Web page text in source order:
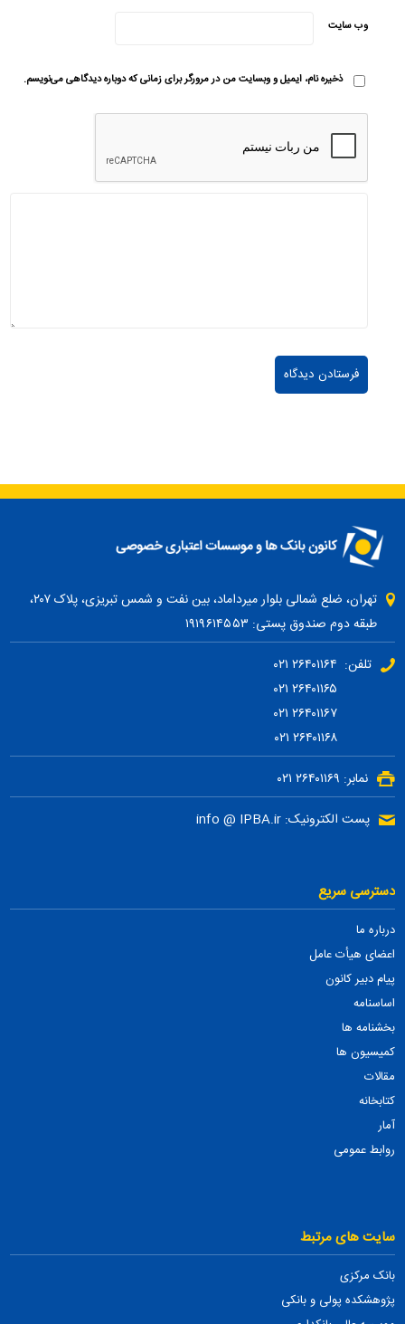
وب‌ سایت
ذخیره نام، ایمیل و وبسایت من در مرورگر برای زمانی که دوباره دیدگاهی می‌نویسم.
تهران، ضلع شمالی بلوار میرداماد، بین نفت و شمس تبریزی، پلاک ۲۰۷،
طبقه دوم صندوق پستی: ۱۹۱۹۶۱۴۵۵۳
تلفن: ۲۶۴۰۱۱۶۴ ۰۲۱
۲۶۴۰۱۱۶۷ ۰۲۱
۲۶۴۰۱۱۶۸ ۰۲۱
نمابر: ۲۶۴۰۱۱۶۹ ۰۲۱
پست الکترونیک: info @ IPBA.ir
دسترسی سریع
درباره ما
اعضای هیأت عامل
پیام دبیر کانون
اساسنامه
بخشنامه ها
کمیسیون ها
مقالات
کتابخانه
آمار
روابط عمومی
سایت های مرتبط
بانک مرکزی
پژوهشکده پولی و بانکی